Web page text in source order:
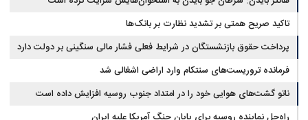
تاکید صریح همتی بر تشدید نظارت بر بانک‌ها
پرداخت حقوق بازنشستگان در شرایط فعلی فشار مالی سنگینی بر دولت دارد
فرمانده تروریست‌های سنتکام وارد اراضی اشغالی شد
ناتو گشت‌های هوایی خود را در امتداد جنوب روسیه افزایش داده است